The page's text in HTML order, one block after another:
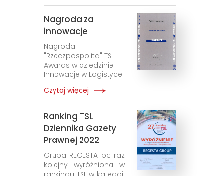
Nagroda za
innowacje
Nagroda
"Rzeczpospolita" TSL
Awards w dziedzinie -
Innowacje w Logistyce.
Czytaj więcej
Ranking TSL
Dziennika Gazety
Prawnej 2022
Grupa REGESTA po raz
kolejny wyróżniona w
rankingu TSL w kategoii